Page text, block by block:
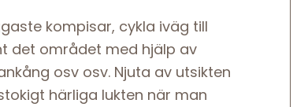
kompisar, cykla iväg till
det området med hjälp av
osv osv. Njuta av utsikten
härliga lukten när man